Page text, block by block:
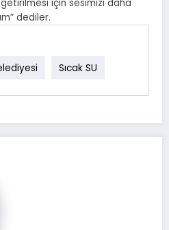
için sesimizi daha
dediler.
Sıcak SU